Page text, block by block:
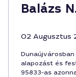
Balázs
02 Augusztus
alapozást és
95833-as